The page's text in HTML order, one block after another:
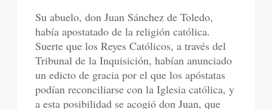
Su abuelo, don Juan Sánchez de Toledo,
había apostatado de la religión católica.
Suerte que los Reyes Católicos, a través del
Tribunal de la Inquisición, habían anunciado
un edicto de gracia por el que los apóstatas
podían reconciliarse con la Iglesia católica, y
a esta posibilidad se acogió don Juan, que